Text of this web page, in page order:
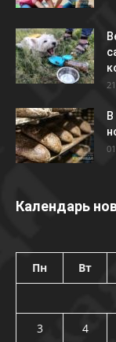
Календарь
Пн Вт
3
4